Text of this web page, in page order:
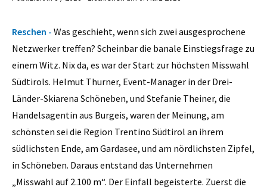
Reschen - Was geschieht, wenn sich zwei ausgesprochene
Netzwerker treffen? Scheinbar die banale Einstiegsfrage zu
einem Witz. Nix da, es war der Start zur höchsten Misswahl
Südtirols. Helmut Thurner, Event-Manager in der Drei-
Länder-Skiarena Schöneben, und Stefanie Theiner, die
Handelsagentin aus Burgeis, waren der Meinung, am
schönsten sei die Region Trentino Südtirol an ihrem
südlichsten Ende, am Gardasee, und am nördlichsten Zipfel,
in Schöneben. Daraus entstand das Unternehmen
„Misswahl auf 2.100 m“. Der Einfall begeisterte. Zuerst die